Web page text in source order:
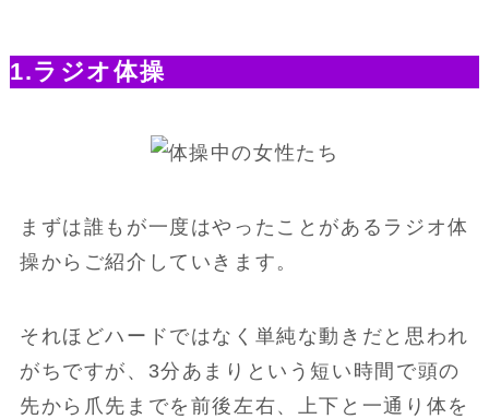
1.ラジオ体操
まずは誰もが一度はやったことがあるラジオ体
操からご紹介していきます。
それほどハードではなく単純な動きだと思われ
がちですが、3分あまりという短い時間で頭の
先から爪先までを前後左右、上下と一通り体を